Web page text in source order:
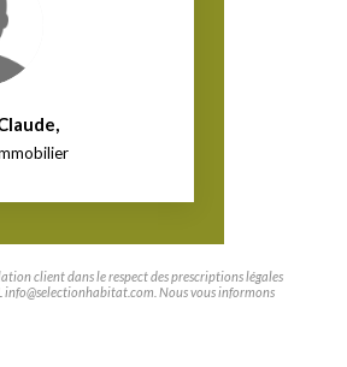
,
client dans le respect des prescriptions légales
info@selectionhabitat.com. Nous vous informons